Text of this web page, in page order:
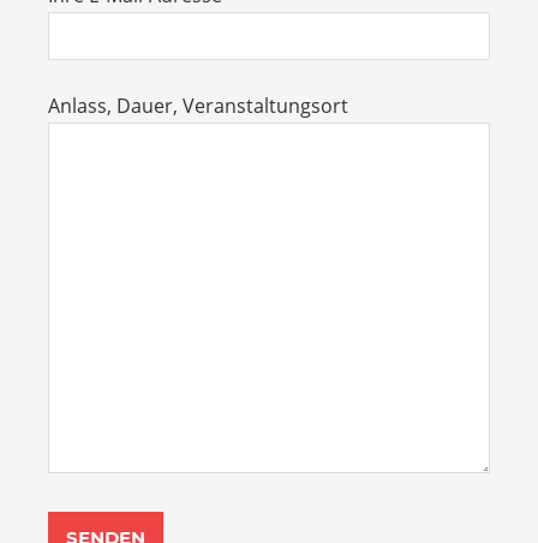
Anlass, Dauer, Veranstaltungsort